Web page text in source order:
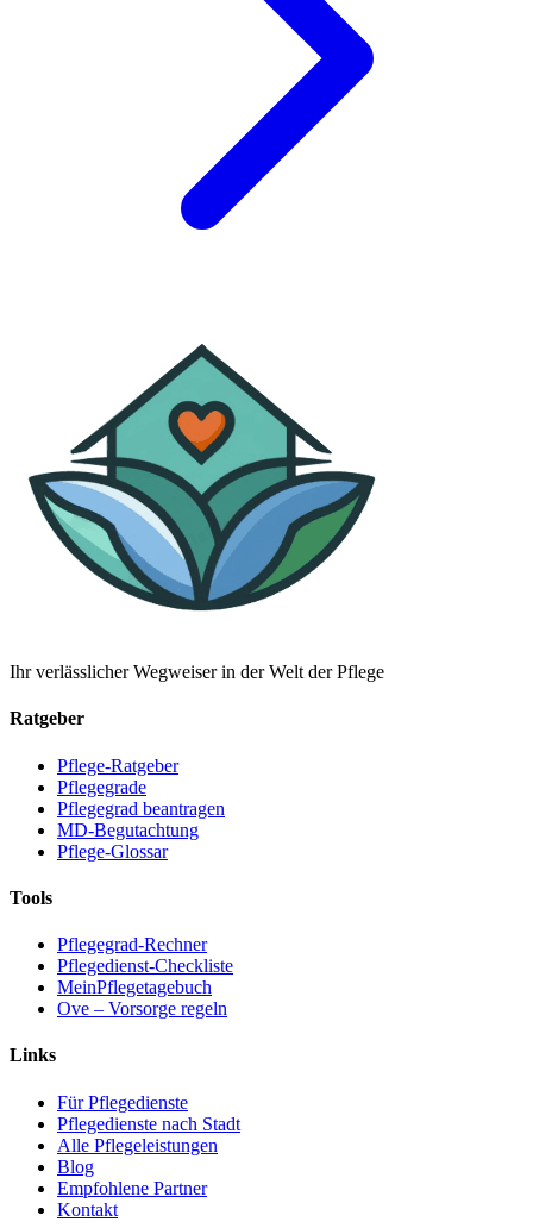
Ihr verlässlicher Wegweiser in der Welt der Pflege
Ratgeber
Pflege-Ratgeber
Pflegegrade
Pflegegrad beantragen
MD-Begutachtung
Pflege-Glossar
Tools
Pflegegrad-Rechner
Pflegedienst-Checkliste
MeinPflegetagebuch
Ove – Vorsorge regeln
Links
Für Pflegedienste
Pflegedienste nach Stadt
Alle Pflegeleistungen
Blog
Empfohlene Partner
Kontakt